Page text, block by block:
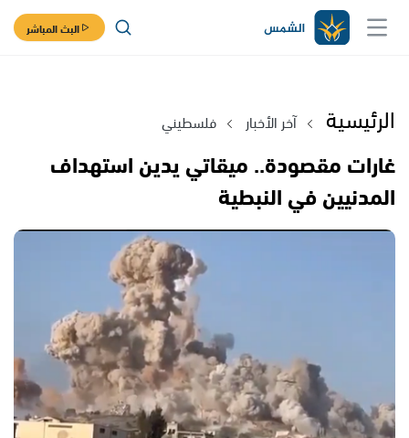
البث المباشر
الرئيسية آخر الأخبار فلسطيني
غارات مقصودة.. ميقاتي يدين استهداف
المدنيين في النبطية